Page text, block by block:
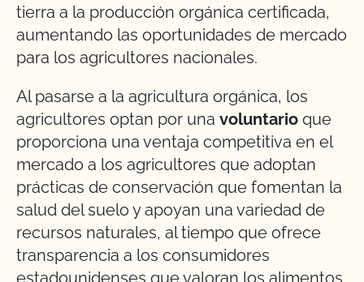
tierra a la producción orgánica certificada,
aumentando las oportunidades de mercado
para los agricultores nacionales.
Al pasarse a la agricultura orgánica, los
agricultores optan por una voluntario que
proporciona una ventaja competitiva en el
mercado a los agricultores que adoptan
prácticas de conservación que fomentan la
salud del suelo y apoyan una variedad de
recursos naturales, al tiempo que ofrece
transparencia a los consumidores
estadounidenses que valoran los alimentos